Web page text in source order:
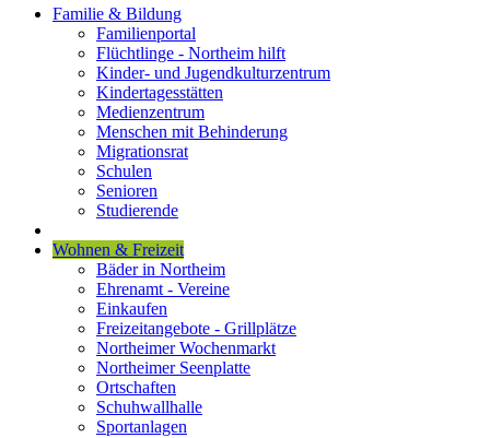
Familie & Bildung
Familienportal
Flüchtlinge - Northeim hilft
Kinder- und Jugendkulturzentrum
Kindertagesstätten
Medienzentrum
Menschen mit Behinderung
Migrationsrat
Schulen
Senioren
Studierende
Wohnen & Freizeit
Bäder in Northeim
Ehrenamt - Vereine
Einkaufen
Freizeitangebote - Grillplätze
Northeimer Wochenmarkt
Northeimer Seenplatte
Ortschaften
Schuhwallhalle
Sportanlagen